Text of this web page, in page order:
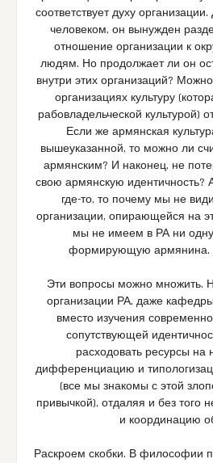
соответствует духу
человеком, он вынужден
отношение организации к
людям. Но продолжает ли он
внутри этих организаций?
организациях культуру
рабовладельческой культурой)
Если же армянская
вышеуказанной, то можно ли
армянским? И наконец, не
свою армянскую идентичность?
где-то, то почему мы не
организации, опирающейся на
мы не имеем в РА ни
формирующую армянина.
Эти вопросы можно множить.
организации РА, даже
вместо изучения
сопутствующей
расходовать ресурсы на
дифференциацию и
(все мы знакомы с этой
привычкой), отдаляя и без того
и координацию
Раскроем скобки. В философии